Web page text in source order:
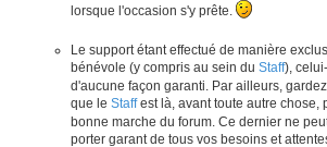
lorsque l'occasion s'y prête.
Le support étant effectué de manière
bénévole (y compris au sein du Staff),
d'aucune façon garanti. Par ailleurs,
que le Staffest là, avant toute autre chose,
bonne marche du forum. Ce dernier ne
porter garant de tous vos besoins et